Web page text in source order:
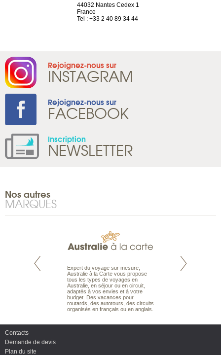
44032 Nantes Cedex 1
France
Tel : +33 2 40 89 34 44
Rejoignez-nous sur
INSTAGRAM
Rejoignez-nous sur
FACEBOOK
Inscription
NEWSLETTER
Nos autres
MARQUES
est le spécialiste
Expert du voyage sur mesure,
Australie à la Carte vous propose
tous les types de voyages en
Australie, en séjour ou en circuit,
adaptés à vos envies et à votre
budget. Des vacances pour
routards, des autotours, des circuits
organisés en français ou en anglais.
Parce qu’ils sont
Contacts
Demande de devis
Plan du site